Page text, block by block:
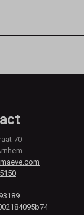
70